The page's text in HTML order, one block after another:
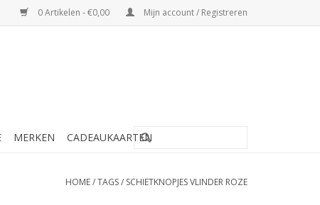
0 Artikelen - €0,00 Mijn account / Registreren
MERKEN CADEAUKAARTEN
HOME/TAGS/ SCHIETKNOPJES VLINDER ROZE